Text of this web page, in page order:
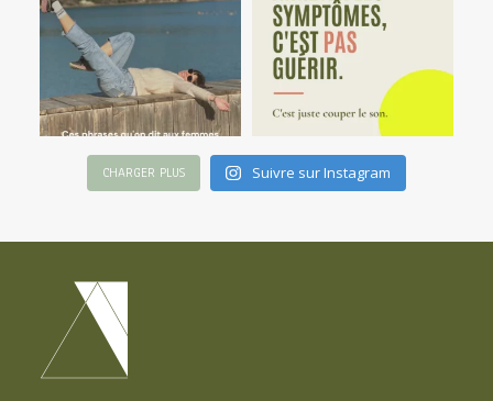
CHARGER PLUS Suivre sur Instagram